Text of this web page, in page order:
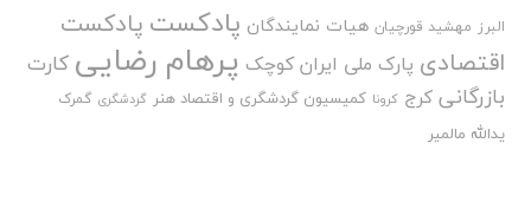
البرز مهشید قورچیان هیات نمایندگان پادکست پادکست
اقتصادی پارک ملی ایران کوچک پرهام رضایی کارت
بازرگانی کرج کرونا کمیسیون گردشگری و اقتصاد هنر گردشگری گمرک
یدالله مالمیر